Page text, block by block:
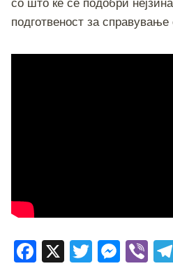
подготвеност за
F X T M Vi